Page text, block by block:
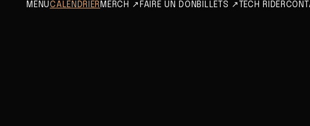
MENUCALENDRIER MERCH ↗ FAIRE UN DON BILLETS ↗ TECH RIDER